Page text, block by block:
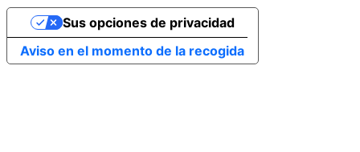
Aviso en el momento de la recogida
Sus opciones de privacidad